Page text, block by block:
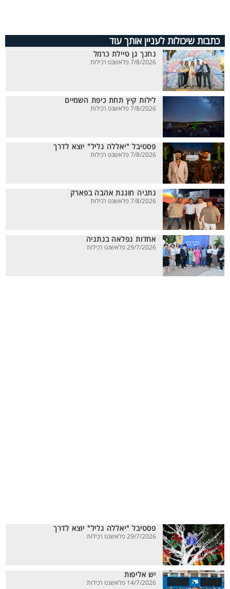
כתבות שיכולות לעניין אותך עוד
נחנך גן טיילת כרמל
7/8/2026 פלאשנט רכילות
לילות קיץ תחת כיפת השמיים
7/8/2026 פלאשנט רכילות
פסטיבל "יאללה גליל" יוצא לדרך
7/8/2026 פלאשנט רכילות
נתניה חוגגת אהבה בפארק
7/8/2026 פלאשנט רכילות
אחדות נפלאה בנתניה
29/7/2026 פלאשנט רכילות
פסטיבל "יאללה גליל" יוצא לדרך
29/7/2026 פלאשנט רכילות
יש אליפות
14/7/2026 פלאשנט רכילות